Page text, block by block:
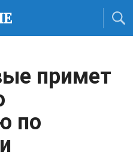
примет
по